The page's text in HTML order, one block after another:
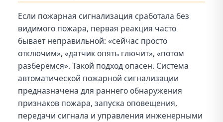
Если пожарная сигнализация сработала без
видимого пожара, первая реакция часто
бывает неправильной: «сейчас просто
отключим», «датчик опять глючит», «потом
разберёмся». Такой подход опасен. Система
автоматической пожарной сигнализации
предназначена для раннего обнаружения
признаков пожара, запуска оповещения,
передачи сигнала и управления инженерными